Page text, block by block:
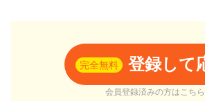
完全無料 登録して
会員登録済みの方はこちら